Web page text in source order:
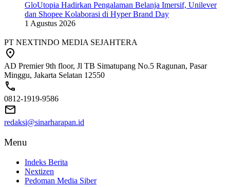
GloUtopia Hadirkan Pengalaman Belanja Imersif, Unilever
dan Shopee Kolaborasi di Hyper Brand Day
1 Agustus 2026
PT NEXTINDO MEDIA SEJAHTERA
AD Premier 9th floor, Jl TB Simatupang No.5 Ragunan, Pasar
Minggu, Jakarta Selatan 12550
0812-1919-9586
redaksi@sinarharapan.id
Menu
Indeks Berita
Nextizen
Pedoman Media Siber